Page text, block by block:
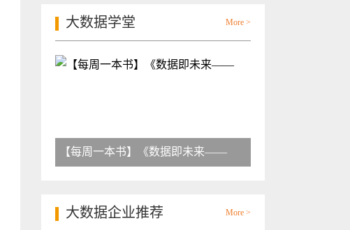
大数据学堂 More >
【每周一本书】《数据即未来——
大数据企业推荐 More >